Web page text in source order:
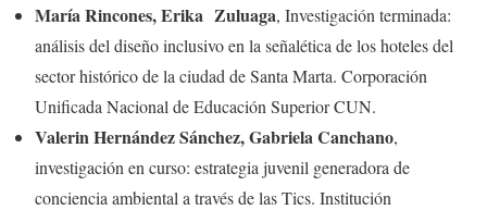
María Rincones, Erika Zuluaga, Investigación terminada:
análisis del diseño inclusivo en la señalética de los hoteles del
sector histórico de la ciudad de Santa Marta. Corporación
Unificada Nacional de Educación Superior CUN.
Valerin Hernández Sánchez, Gabriela Canchano,
investigación en curso: estrategia juvenil generadora de
conciencia ambiental a través de las Tics. Institución